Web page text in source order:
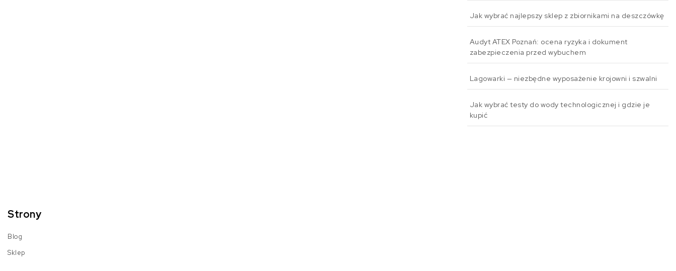
Jak wybrać najlepszy sklep z zbiornikami na deszczówkę
Audyt ATEX Poznań: ocena ryzyka i dokument
zabezpieczenia przed wybuchem
Lagowarki — niezbędne wyposażenie krojowni i szwalni
Jak wybrać testy do wody technologicznej i gdzie je
kupić
Strony
Blog
Sklep